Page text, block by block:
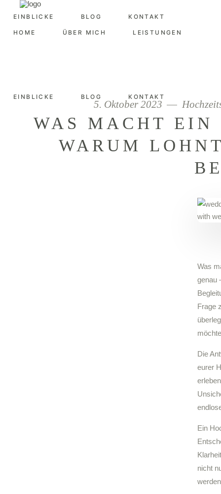
HOME ÜBER MICH LEISTUNGEN
EINBLICKE BLOG KONTAKT
EINBLICKE BLOG KONTAKT
5. Oktober 2023
WAS MACHT EIN
WARUM
Was
genau
Frage
Die
eurer
Ein
nicht